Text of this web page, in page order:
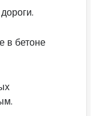
в бетоне